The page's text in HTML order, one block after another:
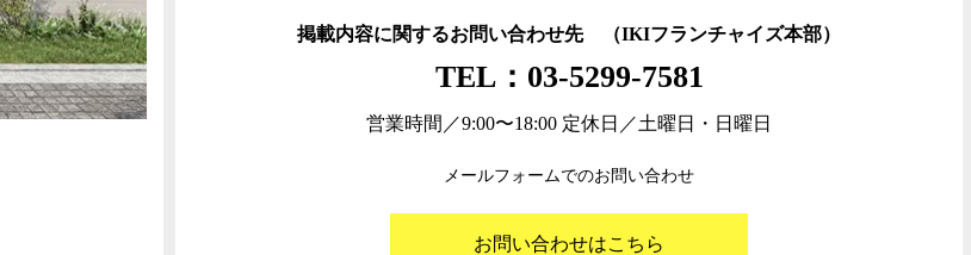
掲載内容に関するお問い合わせ先 （IKIフランチャイズ本部）
TEL：03-5299-7581
営業時間／9:00〜18:00 定休日／土曜日・日曜日
メールフォームでのお問い合わせ
お問い合わせはこちら